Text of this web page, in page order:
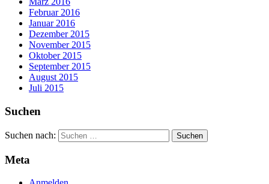
Februar 2016
Januar 2016
Dezember 2015
November 2015
Oktober 2015
September 2015
August 2015
Juli 2015
Suchen
Suchen nach:
Meta